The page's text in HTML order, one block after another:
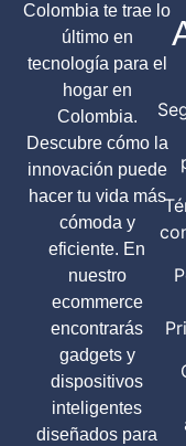
Colombia te trae lo
último en
tecnología para el
hogar en
Colombia.
Descubre cómo la
innovación puede
hacer tu vida más
cómoda y
eficiente. En
nuestro
ecommerce
encontrarás
gadgets y
dispositivos
inteligentes
diseñados para